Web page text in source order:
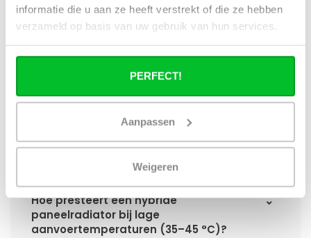
informatie die u aan ze heeft verstrekt of die ze hebben
verzameld op basis van uw gebruik van hun services.
PERFECT!
Aanpassen
Weigeren
Hoe verschilt de warmteafgifte van een
hybride paneelradiator ten opzichte van
een standaard paneelradiator?
Wat is het voordeel van geïntegreerde
warmteboosters ten opzichte van losse
radiatorventilatoren?
Waarom is een hybride paneelradiator
technisch geen convector?
Hoe presteert een hybride
paneelradiator bij lage
aanvoertemperaturen (35–45 °C)?